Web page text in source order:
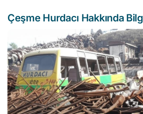
Çeşme Hurdacı Hakkında